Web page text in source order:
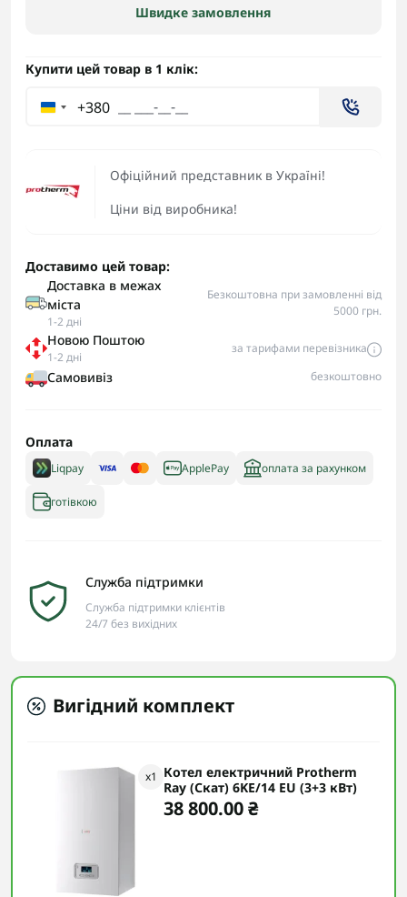
Офіційний представник в Україні!
Ціни від виробника!
Швидке замовлення
Купити цей товар в 1 клік:
+380
Доставимо цей товар:
Доставка в межах
міста
1-2 дні
Безкоштовна при замовленні від
5000 грн.
Новою Поштою
1-2 дні
за тарифами перевізника
Самовивіз безкоштовно
Оплата
Liqpay ApplePay оплата за рахунком
готівкою
Служба підтримки
Служба підтримки клієнтів
24/7 без вихідних
Вигідний комплект
x1 Котел електричний Protherm
Ray (Скат) 6KE/14 ЕU (3+3 кВт)
38 800.00 ₴